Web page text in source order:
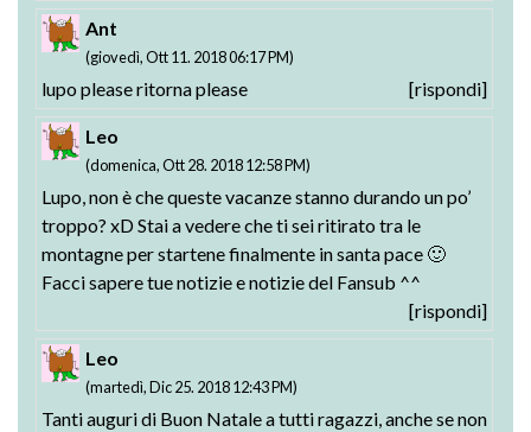
Ant
(giovedì, Ott 11. 2018 06:17 PM)
lupo please ritorna please [rispondi]
Leo
(domenica, Ott 28. 2018 12:58 PM)
Lupo, non è che queste vacanze stanno durando un po’
troppo? xD Stai a vedere che ti sei ritirato tra le
montagne per startene finalmente in santa pace 🙂
Facci sapere tue notizie e notizie del Fansub ^^
[rispondi]
Leo
(martedì, Dic 25. 2018 12:43 PM)
Tanti auguri di Buon Natale a tutti ragazzi, anche se non